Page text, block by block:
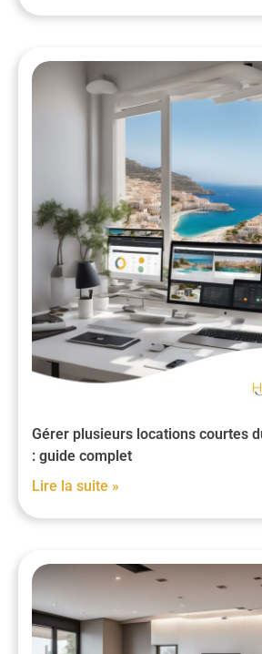
Gérer plusieurs locations courtes
: guide complet
Lire la suite »